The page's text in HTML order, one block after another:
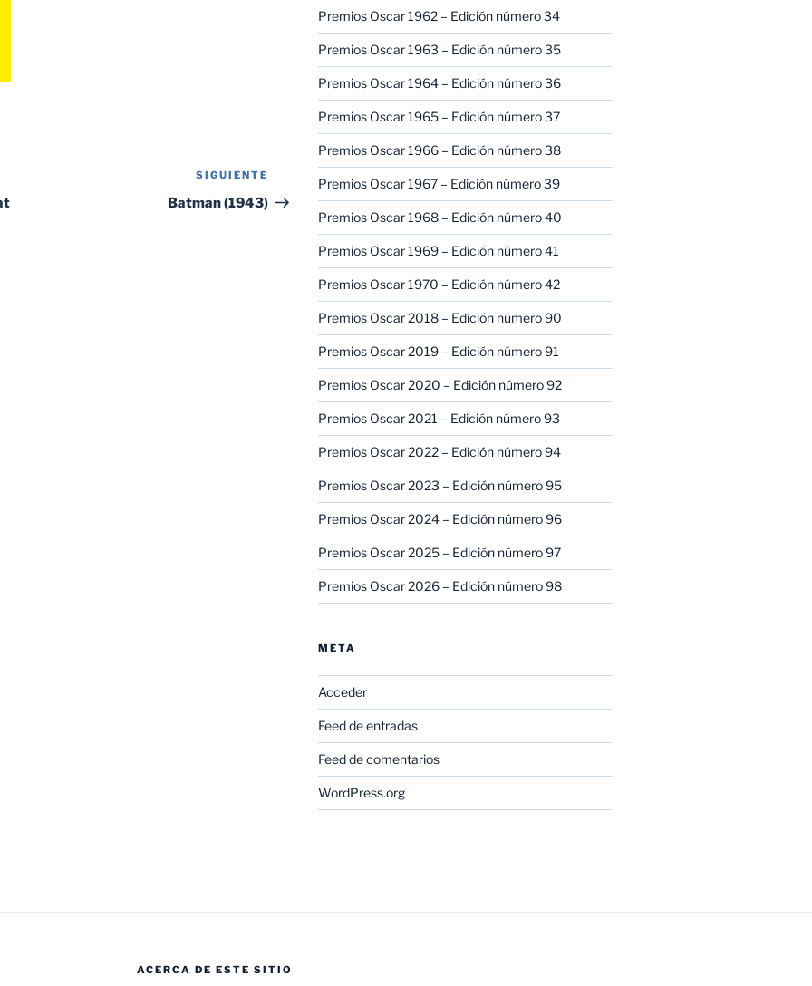
Siguiente
entrada
SIGUIENTE
Batman (1943)
Premios Oscar 1962 – Edición número 34
Premios Oscar 1963 – Edición número 35
Premios Oscar 1964 – Edición número 36
Premios Oscar 1965 – Edición número 37
Premios Oscar 1966 – Edición número 38
Premios Oscar 1967 – Edición número 39
Premios Oscar 1968 – Edición número 40
Premios Oscar 1969 – Edición número 41
Premios Oscar 1970 – Edición número 42
Premios Oscar 2018 – Edición número 90
Premios Oscar 2019 – Edición número 91
Premios Oscar 2020 – Edición número 92
Premios Oscar 2021 – Edición número 93
Premios Oscar 2022 – Edición número 94
Premios Oscar 2023 – Edición número 95
Premios Oscar 2024 – Edición número 96
Premios Oscar 2025 – Edición número 97
Premios Oscar 2026 – Edición número 98
META
Acceder
Feed de entradas
Feed de comentarios
WordPress.org
ACERCA DE ESTE SITIO